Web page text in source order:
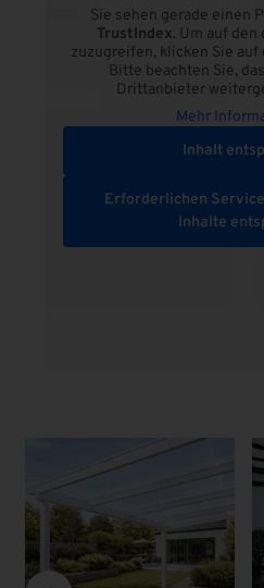
Sie sehen gerade einen
TrustIndex. Um auf
zuzugreifen, klicken Sie
Bitte beachten Sie,
Drittanbieter
Mehr
Inhalt
Erforderlichen
Inhalte